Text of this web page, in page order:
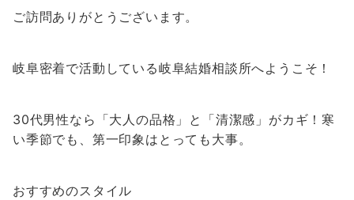
ご訪問ありがとうございます。
岐阜密着で活動している岐阜結婚相談所へようこそ！
30代男性なら「大人の品格」と「清潔感」がカギ！寒
い季節でも、第一印象はとっても大事。
おすすめのスタイル